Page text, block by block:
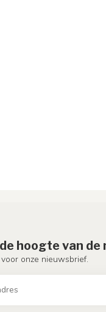
hoogte van
onze nieuwsbrief.